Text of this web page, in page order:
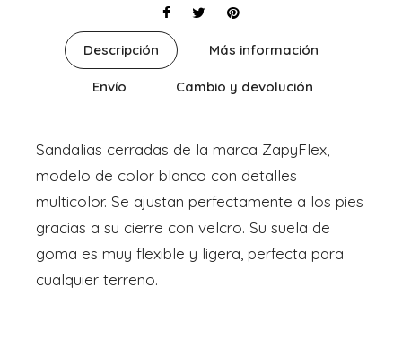
Descripción Más información
Envío Cambio y devolución
Sandalias cerradas de la marca ZapyFlex,
modelo de color blanco con detalles
multicolor. Se ajustan perfectamente a los pies
gracias a su cierre con velcro. Su suela de
goma es muy flexible y ligera, perfecta para
cualquier terreno.